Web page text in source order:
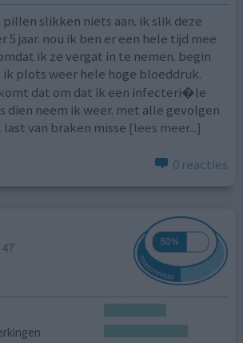
slikken niets aan. ik slik deze
5 jaar. nou ik ben er een hele tijd mee
ik ze vergat in te nemen. begin
ik plots weer hele hoge bloeddruk.
dat om dat ik een infecteri�le
dien neem ik weer. met alle gevolgen
van braken misse [lees meer...]
0 reacties